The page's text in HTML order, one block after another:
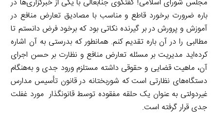
مجلس شورای اسلامی! گفتگوی جنابعالی با یکی از خبرگزاری‌ها در
باره ضرورت برخورد قاطع و مناسب با مصادیق تعارض منافع در
آموزش و پرورش در بر گیرنده نکاتی بود که برخود فرض دانستم تا
مطالبی را در آن باره تقدیم کنم. همانطور که بدرستی به آن اشاره
کرده‌اید مدیریت بر مسئله تعارض منافع و نظارت بر حسن اجرای
آن، ماهیت قضایی و حقوقی داشته مستلزم ورود جدی و به‌هنگام
دستگاه‌های نظارتی است که شوربختانه در قانون تأسیس مدارس
غیردولتی به عنوان یک حلقه مفقوده توسط قانونگذار مورد غفلت
جدی قرار گرفته است.